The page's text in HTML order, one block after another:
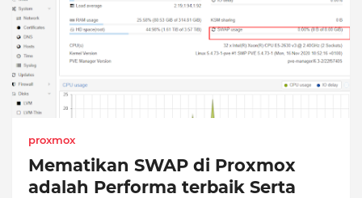
proxmox
Mematikan SWAP di Proxmox
adalah Performa terbaik Serta